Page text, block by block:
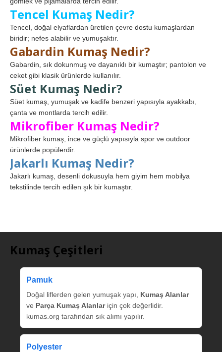
Tencel Kumaş Nedir?
Tencel, doğal elyaflardan üretilen çevre dostu kumaşlardan
biridir; nefes alabilir ve yumuşaktır.
Gabardin Kumaş Nedir?
Gabardin, sık dokunmuş ve dayanıklı bir kumaştır; pantolon ve
ceket gibi klasik ürünlerde kullanılır.
Süet Kumaş Nedir?
Süet kumaş, yumuşak ve kadife benzeri yapısıyla ayakkabı,
çanta ve montlarda tercih edilir.
Mikrofiber Kumaş Nedir?
Mikrofiber kumaş, ince ve güçlü yapısıyla spor ve outdoor
ürünlerde popülerdir.
Jakarlı Kumaş Nedir?
Jakarlı kumaş, desenli dokusuyla hem giyim hem mobilya
tekstilinde tercih edilen şık bir kumaştır.
Kumaş Çeşitleri
Pamuk
Doğal liflerden gelen yumuşak yapı, Kumaş Alanlar
ve Parça Kumaş Alanlariçin çok değerlidir.
kumas.org tarafından sık alımı yapılır.
Polyester